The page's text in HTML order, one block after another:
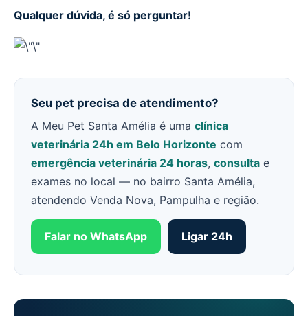
Qualquer dúvida, é só perguntar!
Seu pet precisa de atendimento?
A Meu Pet Santa Amélia é uma clínica
veterinária 24h em Belo Horizonte com
emergência veterinária 24 horas, consulta e
exames no local — no bairro Santa Amélia,
atendendo Venda Nova, Pampulha e região.
Falar no WhatsApp Ligar 24h